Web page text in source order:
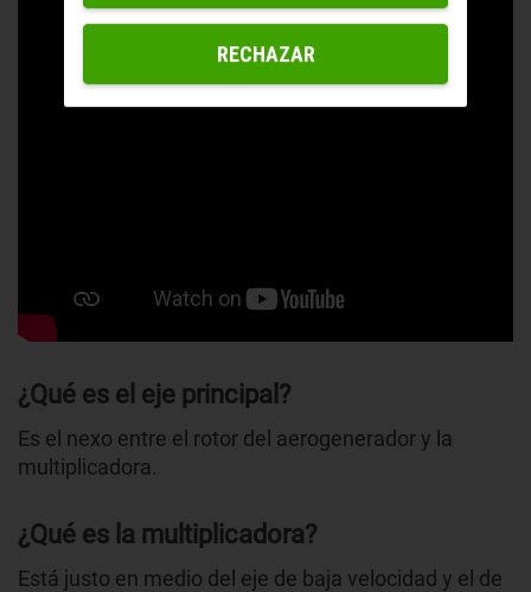
¿Qué es el eje principal?
Es el nexo entre el rotor del aerogenerador y la
multiplicadora.
¿Qué es la multiplicadora?
Está justo en medio del eje de baja velocidad y el de
RECHAZAR